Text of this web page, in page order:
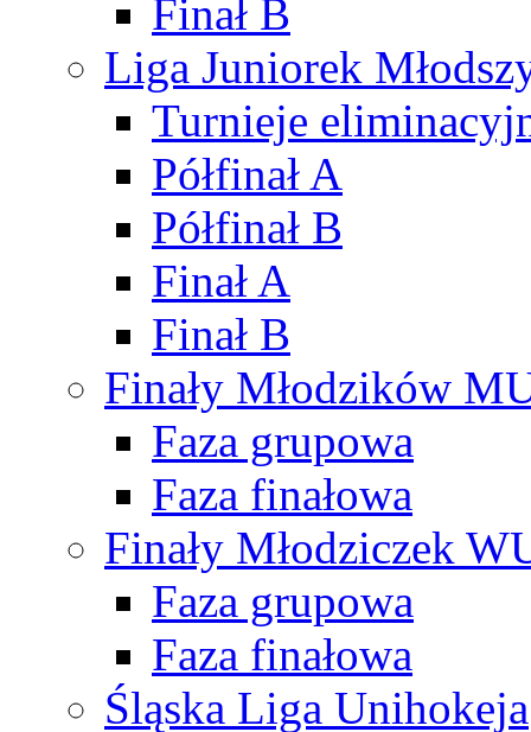
Finał B
Liga Juniorek
Turnieje
Półfinał A
Półfinał B
Finał A
Finał B
Finały Młodzików
Faza grupowa
Faza finałowa
Finały Młodziczek
Faza grupowa
Faza finałowa
Śląska Liga Unihokeja